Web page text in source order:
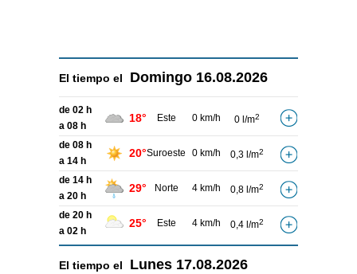
El tiempo el Domingo 16.08.2026
de 02 h
a 08 h
18° Este 0 km/h 0 l/m2
de 08 h
a 14 h
20°Suroeste 0 km/h 0,3 l/m2
de 14 h
a 20 h
29° Norte 4 km/h 0,8 l/m2
de 20 h
a 02 h
25° Este 4 km/h 0,4 l/m2
El tiempo el Lunes 17.08.2026